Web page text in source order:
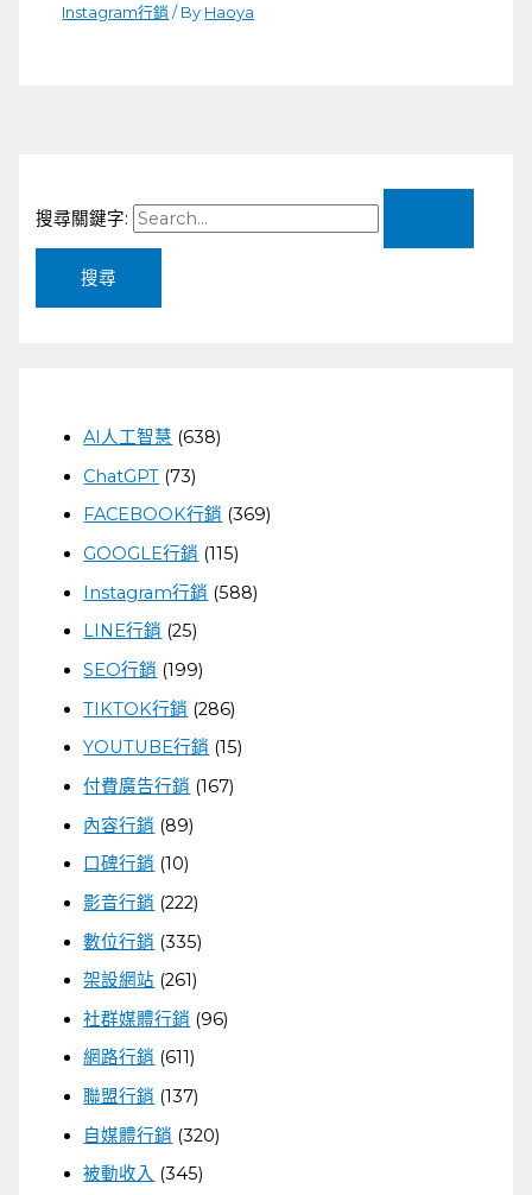
Instagram行銷 / By Haoya
搜尋關鍵字:
AI人工智慧 (638)
ChatGPT (73)
FACEBOOK行銷 (369)
GOOGLE行銷 (115)
Instagram行銷 (588)
LINE行銷 (25)
SEO行銷 (199)
TIKTOK行銷 (286)
YOUTUBE行銷 (15)
付費廣告行銷 (167)
內容行銷 (89)
口碑行銷 (10)
影音行銷 (222)
數位行銷 (335)
架設網站 (261)
社群媒體行銷 (96)
網路行銷 (611)
聯盟行銷 (137)
自媒體行銷 (320)
被動收入 (345)